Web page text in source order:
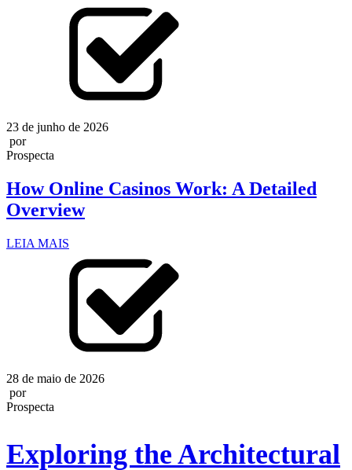
23 de junho de 2026
por
Prospecta
How Online Casinos Work: A Detailed
Overview
LEIA MAIS
28 de maio de 2026
por
Prospecta
Exploring the Architectural